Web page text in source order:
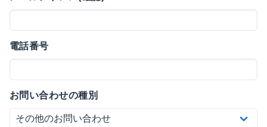
電話番号
お問い合わせの種別